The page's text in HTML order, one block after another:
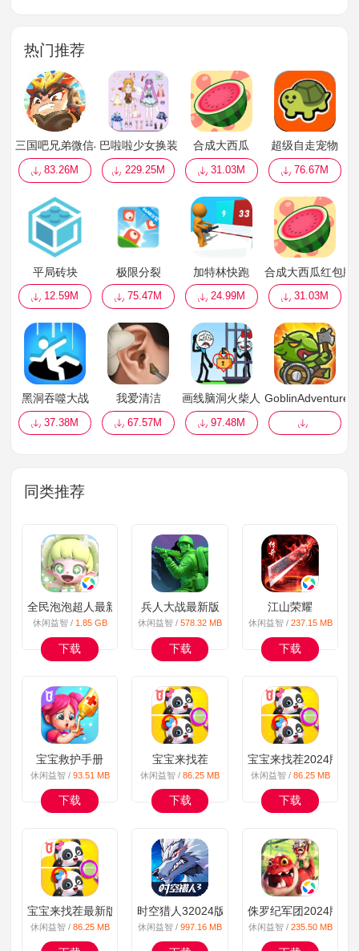
热门推荐
三国吧兄弟微信小游戏
83.26M
巴啦啦少女换装
229.25M
合成大西瓜
31.03M
超级自走宠物
76.67M
平局砖块
12.59M
极限分裂
75.47M
加特林快跑
24.99M
合成大西瓜红包版
31.03M
黑洞吞噬大战
37.38M
我爱清洁
67.57M
画线脑洞火柴人
97.48M
GoblinAdventure
同类推荐
全民泡泡超人最新版
休闲益智 / 1.85 GB
下载
兵人大战最新版
休闲益智 /578.32 MB
下载
江山荣耀
休闲益智 / 237.15 MB
下载
宝宝救护手册
休闲益智 / 93.51 MB
下载
宝宝来找茬
休闲益智 /86.25 MB
下载
宝宝来找茬2024版
休闲益智 / 86.25 MB
下载
宝宝来找茬最新版
休闲益智 / 86.25 MB
时空猎人32024版
休闲益智 /997.16 MB
侏罗纪军团2024版
休闲益智 / 235.50 MB